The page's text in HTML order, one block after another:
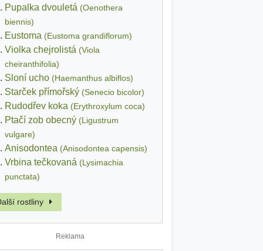
Pupalka dvouletá (Oenothera
biennis)
Eustoma (Eustoma grandiflorum)
Violka chejrolistá (Viola
cheiranthifolia)
Sloní ucho (Haemanthus albiflos)
Starček přímořský (Senecio bicolor)
Rudodřev koka (Erythroxylum coca)
Ptačí zob obecný (Ligustrum
vulgare)
Anisodontea (Anisodontea capensis)
Vrbina tečkovaná (Lysimachia
punctata)
rostliny